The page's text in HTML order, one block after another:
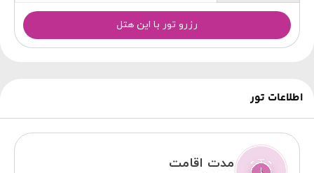
رزرو تور با این هتل
اطلاعات تور
مدت اقامت